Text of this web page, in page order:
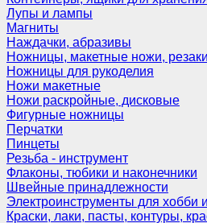
Лупы и лампы
Магниты
Наждачки, абразивы
Ножницы, макетные ножи, резаки
Ножницы для рукоделия
Ножи макетные
Ножи раскройные, дисковые
Фигурные ножницы
Перчатки
Пинцеты
Резьба - инструмент
Флаконы, тюбики и наконечники
Швейные принадлежности
Электроинструменты для хобби
Краски, лаки, пасты, контуры,